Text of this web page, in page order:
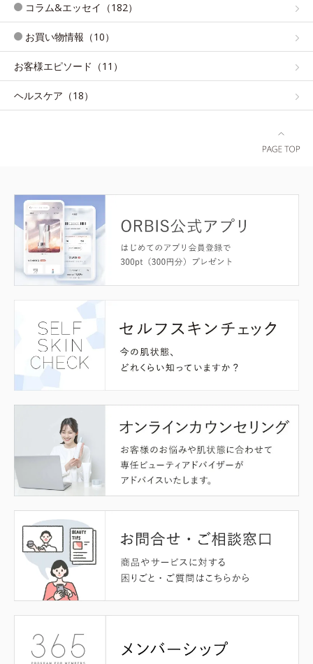
コラム&エッセイ（182）
お買い物情報（10）
お客様エピソード（11）
ヘルスケア（18）